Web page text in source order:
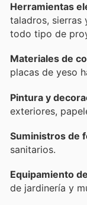
Herramientas
taladros, sierras
todo tipo de
Materiales de
placas de yeso
Pintura y
exteriores,
Suministros de
sanitarios.
Equipamiento
de jardinería y